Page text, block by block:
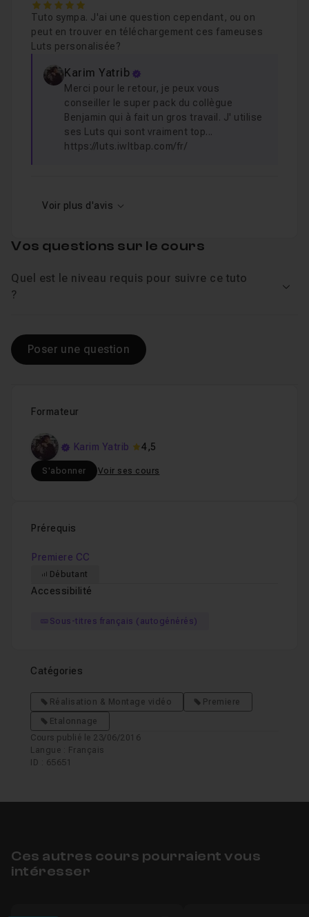
5
Tuto sympa. J'ai une question cependant, ou on
peut en trouver en téléchargement ces fameuses
Luts personalisée?
Karim Yatrib
Merci pour le retour, je peux vous
conseiller le super pack du collègue
Benjamin qui à fait un gros travail. J' utilise
ses Luts qui sont vraiment top...
https://luts.iwltbap.com/fr/
Voir plus d'avis
Formateur
Karim Yatrib 4,5
S'abonner Voir ses cours
Prérequis
Premiere CC
Débutant
Accessibilité
Sous-titres français (autogénérés)
Catégories
Réalisation & Montage vidéo
Premiere
Etalonnage
Cours publié le 23/06/2016
Langue : Français
ID : 65651
Vos questions sur le cours
Quel est le niveau requis pour suivre ce tuto
?
Poser une question
Ces autres cours pourraient vous
intéresser